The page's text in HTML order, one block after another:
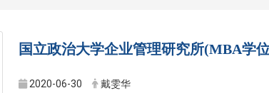
国立政治大学企业管理研究所(MBA学
2020-06-30 戴雯华